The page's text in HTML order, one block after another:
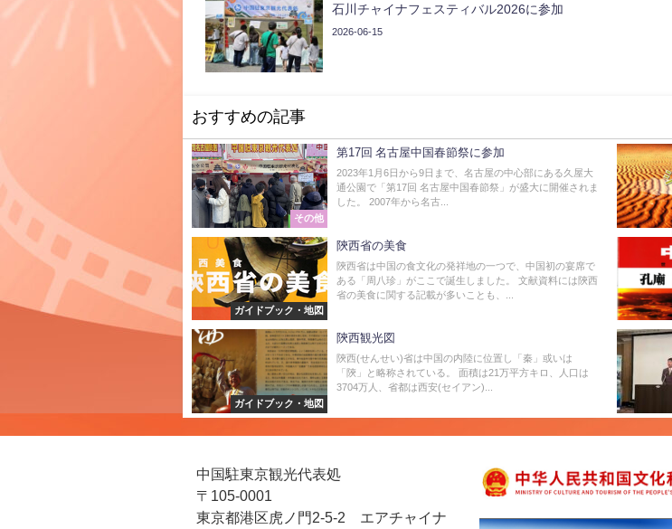
石川チャイナフェスティバル2026に参加
2026-06-15
おすすめの記事
その他
第17回 名古屋中国春節祭に参加
2023年1月6日から9日まで、名古屋の中心部にある久屋大
通公園で「第17回 名古屋中国春節祭」が盛大に開催されま
した。 2007年から名古...
ガイドブック・地図
陝西省の美食
陝西省は中国の食文化の発祥地の一つで、中国初の宴席で
ある「周八珍」がここで誕生しました。 文献資料には陝西
省の美食に関する記載が多いことも、...
ガイドブック・地図
陝西観光図
陝西(せんせい)省は中国の内陸に位置し「秦」或いは
「陝」と略称されている。 面積は21万平方キロ、人口は
3704万人、省都は西安(セイアン)...
中国駐東京観光代表処
〒105-0001
東京都港区虎ノ門2-5-2 エアチャイナ